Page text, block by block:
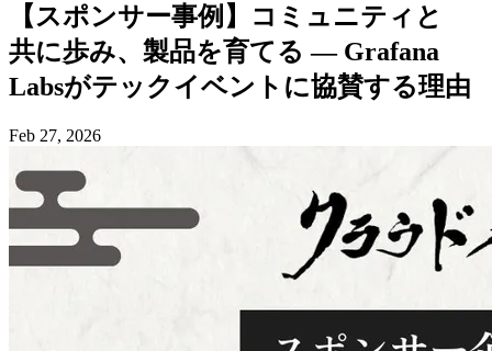
【スポンサー事例】コミュニティと
共に歩み、 製品を育てる ― Grafana
Labsがテックイベントに協賛する理由
Feb 27, 2026